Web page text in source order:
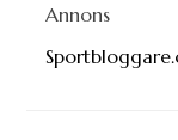
Annons